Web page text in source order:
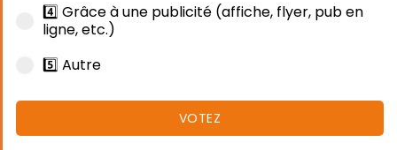
4️⃣ Grâce à une publicité (affiche, flyer, pub en
ligne, etc.)
5️⃣ Autre
VOTEZ